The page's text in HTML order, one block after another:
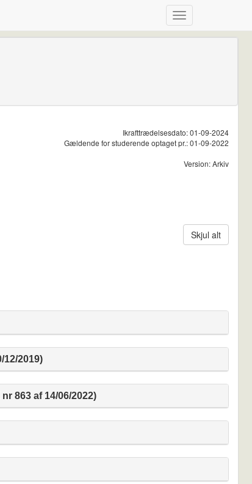
Ikrafttrædelsesdato: 01-09-2024
Gældende for studerende optaget pr.: 01-09-2022
Version: Arkiv
Skjul alt
2019)
863 af 14/06/2022)